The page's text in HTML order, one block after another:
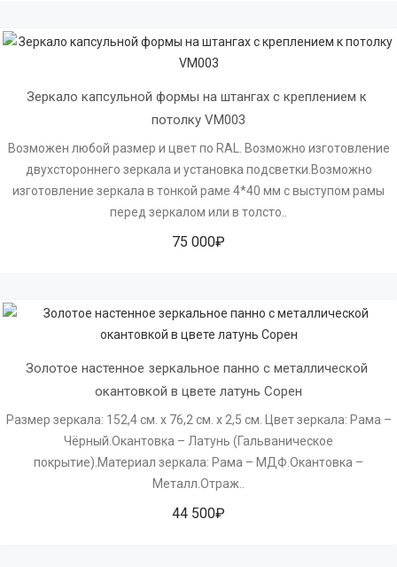
Зеркало капсульной формы на штангах с креплением к
потолку VM003
Возможен любой размер и цвет по RAL. Возможно изготовление
двухстороннего зеркала и установка подсветки.Возможно
изготовление зеркала в тонкой раме 4*40 мм с выступом рамы
перед зеркалом или в толсто..
75 000₽
Золотое настенное зеркальное панно с металлической
окантовкой в цвете латунь Сорен
Размер зеркала: 152,4 см. х 76,2 см. х 2,5 см. Цвет зеркала: Рама –
Чёрный.Окантовка – Латунь (Гальваническое
покрытие).Материал зеркала: Рама – МДФ.Окантовка –
Металл.Отраж..
44 500₽